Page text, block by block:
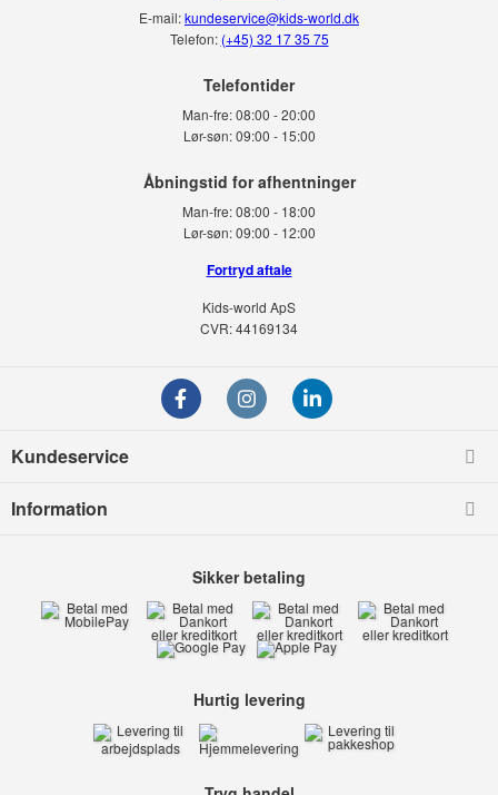
E-mail:kundeservice@kids-world.dk
Telefon: (+45) 32 17 35 75
Telefontider
Man-fre:08:00 - 20:00
Lør-søn: 09:00 - 15:00
Man-fre:08:00 - 18:00
Lør-søn:09:00 - 12:00
Fortryd aftale
Kids-world ApS
CVR: 44169134
Kundeservice
Information
Sikker betaling
Hurtig levering